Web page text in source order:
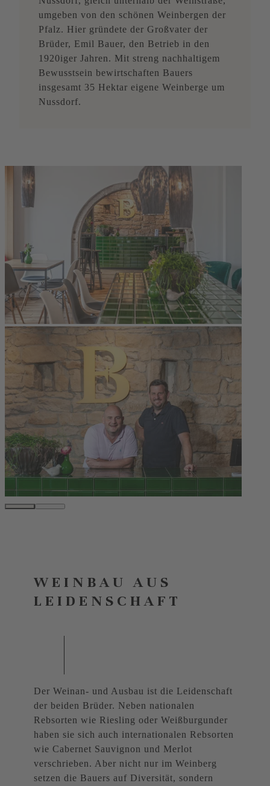
umgeben von den schönen Weinbergen der
Pfalz. Hier gründete der Großvater der
Brüder, Emil Bauer, den Betrieb in den
1920iger Jahren. Mit streng nachhaltigem
Bewusstsein bewirtschaften Bauers
insgesamt 35 Hektar eigene Weinberge um
Nussdorf.
WEINBAU AUS
LEIDENSCHAFT
Der Weinan- und Ausbau ist die Leidenschaft
der beiden Brüder. Neben nationalen
Rebsorten wie Riesling oder Weißburgunder
haben sie sich auch internationalen Rebsorten
wie Cabernet Sauvignon und Merlot
verschrieben. Aber nicht nur im Weinberg
setzen die Bauers auf Diversität, sondern